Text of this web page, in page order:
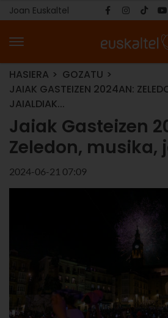
Joan Euskaltel
HASIERA
GOZATU
JAIAK GASTEIZEN 2024AN:
JAIALDIAK...
Jaiak Gasteizen
Zeledon, musika,
2024-06-21 07:09